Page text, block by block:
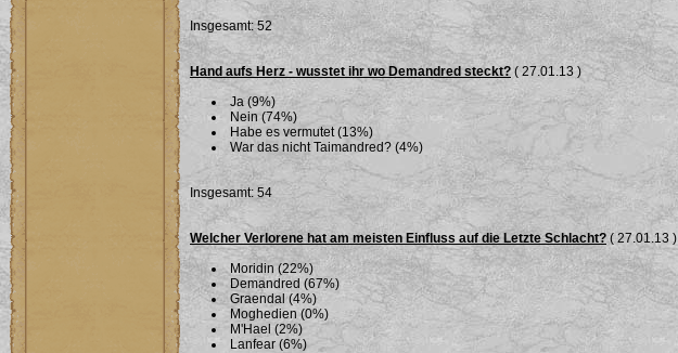
Insgesamt: 52
Hand aufs Herz - wusstet ihr wo Demandred steckt? ( 27.01.13 )
Ja (9%)
Nein (74%)
Habe es vermutet (13%)
War das nicht Taimandred? (4%)
Insgesamt: 54
Welcher Verlorene hat am meisten Einfluss auf die Letzte Schlacht?( 27.01.13 )
Moridin (22%)
Demandred (67%)
Graendal (4%)
Moghedien (0%)
M'Hael (2%)
Lanfear (6%)